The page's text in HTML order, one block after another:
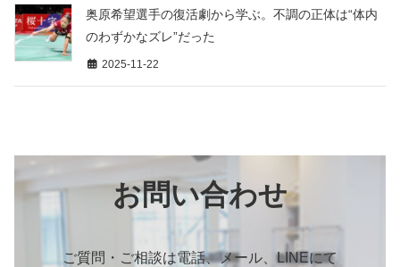
奥原希望選手の復活劇から学ぶ。不調の正体は“体内
のわずかなズレ”だった
2025-11-22
お問い合わせ
ご質問・ご相談は電話、メール、LINEにて